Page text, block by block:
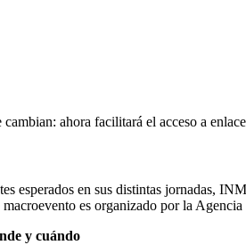
ahora facilitará el acceso a
esperados en sus distintas jornadas,
macroevento es organizado por la
y cuándo